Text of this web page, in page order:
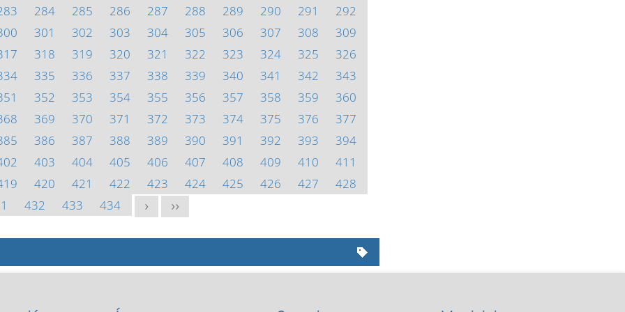
284 285 286 287 288 289 290 291
292
301 302 303 304 305 306 307 308
309
318 319 320 321 322 323 324 325
326
335 336 337 338 339 340 341 342
343
352 353 354 355 356 357 358 359
360
369 370 371 372 373 374 375 376
377
386 387 388 389 390 391 392 393
394
403 404 405 406 407 408 409 410
411
420 421 422 423 424 425 426 427
428
432 433 434 > >>